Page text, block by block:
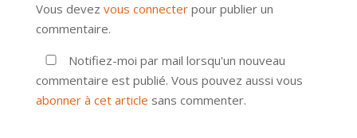
Vous devez vous connecterpour publier un
commentaire.
Notifiez-moi par mail lorsqu'un nouveau
commentaire est publié. Vous pouvez aussi vous
abonner à cet article sans commenter.